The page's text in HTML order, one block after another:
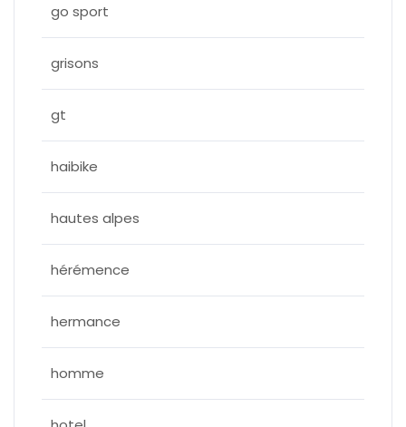
go sport
grisons
gt
haibike
hautes alpes
hérémence
hermance
homme